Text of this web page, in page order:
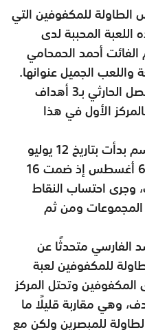
للمكفوفين التي
المحببة لدى
أحمد الحمحامي
الجميل عنوانها.
وانتهت المباراة النهائية بفوز فيصل الحارثي بـ3 أهداف
الأول في هذا
جدير بالذكر أن بطولة هذا الموسم بدأت بتاريخ 12 يوليو
وانتهت المباراة الختامية بتاريخ 6 أغسطس إذ ضمت 16
وجرى احتساب النقاط
المجموعات ومن ثم
الفارسي متحدثًا عن
للمكفوفين لعبة
المكفوفين وتحتل المركز
وهي مقاربة قليلًا ما
للمبصرين ولكن مع